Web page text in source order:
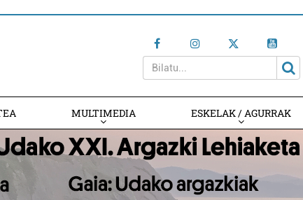
MULTIMEDIA ESKELAK / AGURRAK